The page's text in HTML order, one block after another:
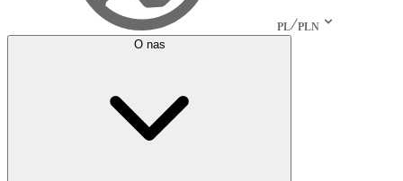
PL PLN
O nas